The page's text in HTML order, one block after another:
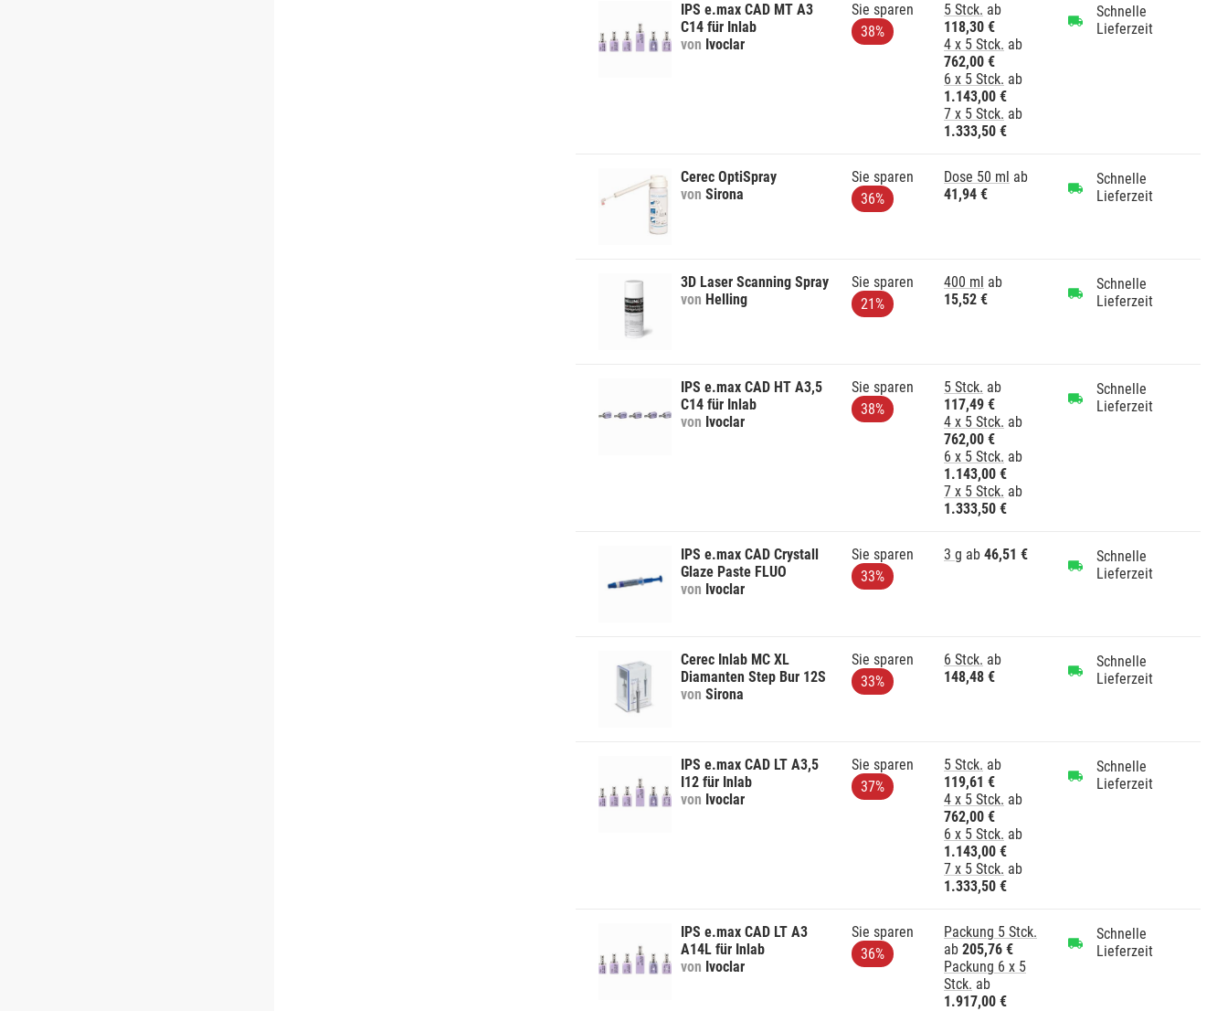
IPS e.max CAD MT A3
C14 für Inlab
von Ivoclar
Sie sparen
38%
5 Stck. ab
118,30 €
4 x 5 Stck. ab
762,00 €
6 x 5 Stck. ab
1.143,00 €
7 x 5 Stck. ab
1.333,50 €
Schnelle
Lieferzeit
Cerec OptiSpray
von Sirona
Sie sparen
36%
Dose 50 ml ab
41,94 €
Schnelle
Lieferzeit
3D Laser Scanning Spray
von Helling
Sie sparen
21%
400 ml ab
15,52 €
Schnelle
Lieferzeit
IPS e.max CAD HT A3,5
C14 für Inlab
von Ivoclar
Sie sparen
38%
5 Stck. ab
117,49 €
4 x 5 Stck. ab
762,00 €
6 x 5 Stck. ab
1.143,00 €
7 x 5 Stck. ab
1.333,50 €
Schnelle
Lieferzeit
IPS e.max CAD Crystall
Glaze Paste FLUO
von Ivoclar
Sie sparen
33%
3 g ab 46,51 €
Schnelle
Lieferzeit
Cerec Inlab MC XL
Diamanten Step Bur 12S
von Sirona
Sie sparen
33%
6 Stck. ab
148,48 €
Schnelle
Lieferzeit
IPS e.max CAD LT A3,5
I12 für Inlab
von Ivoclar
Sie sparen
37%
5 Stck. ab
119,61 €
4 x 5 Stck. ab
762,00 €
6 x 5 Stck. ab
1.143,00 €
7 x 5 Stck. ab
1.333,50 €
Schnelle
Lieferzeit
IPS e.max CAD LT A3
A14L für Inlab
von Ivoclar
Sie sparen
36%
Packung 5 Stck.
ab 205,76 €
Packung 6 x 5
Stck. ab
1.917,00 €
Schnelle
Lieferzeit